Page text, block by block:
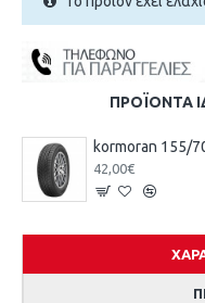
ΠΡΟΪΌΝΤΑ
42,00€